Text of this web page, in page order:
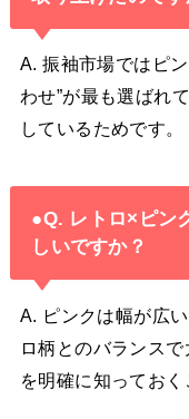
A. 振袖市場ではピ
わせ”が最も選ばれ
しているためです。
●Q. レトロ×ピン
しいですか？
A. ピンクは幅が広
ロ柄とのバランス
を明確に知っておく